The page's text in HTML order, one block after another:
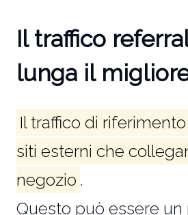
Il traffico
lunga il
Il traffico di
siti esterni che
negozio .
Questo può essere un